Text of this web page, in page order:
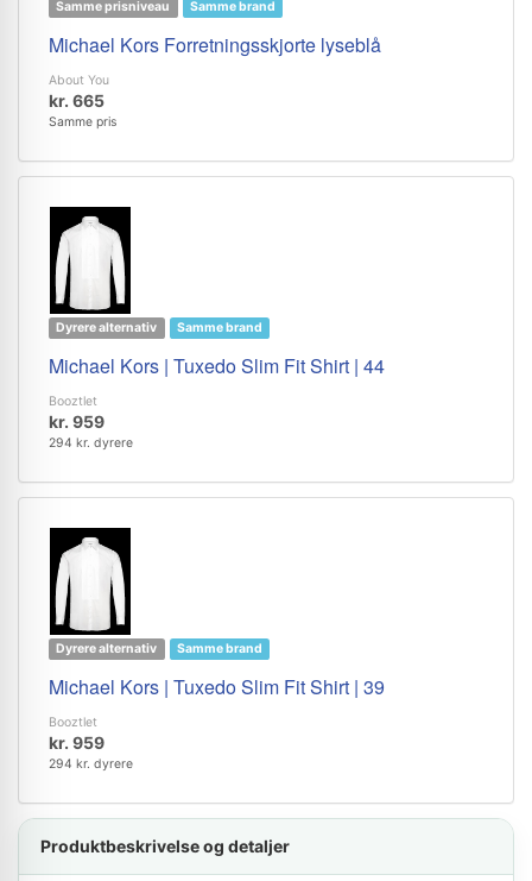
Samme prisniveau Samme brand
Michael Kors Forretningsskjorte lyseblå
About You
kr. 665
Samme pris
Dyrere alternativ Samme brand
Michael Kors | Tuxedo Slim Fit Shirt | 44
Booztlet
kr. 959
294 kr. dyrere
Dyrere alternativ Samme brand
Michael Kors | Tuxedo Slim Fit Shirt | 39
Booztlet
kr. 959
294 kr. dyrere
Produktbeskrivelse og detaljer